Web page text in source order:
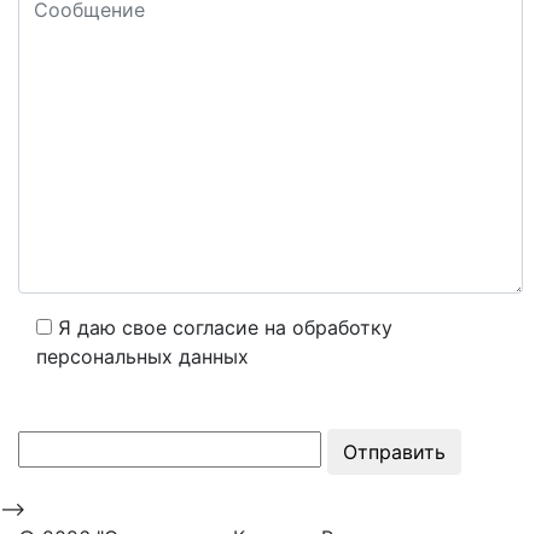
Я даю свое согласие на обработку
персональных данных
Отправить
-->